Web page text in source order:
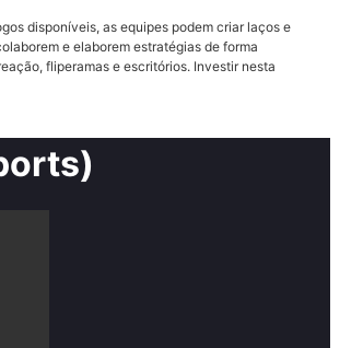
disponíveis, as equipes podem criar laços e
e elaborem estratégias de forma
fliperamas e escritórios. Investir nesta